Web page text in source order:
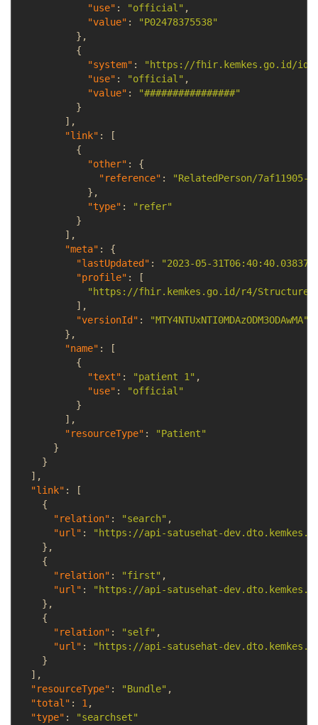
"use" : "official" ,
"value" :
"P02478375538"
} ,
{
"system" :
"https://fhir.kemkes.go.id/id/
"use" : "official" ,
"value" :
"################"
}
] ,
"link" :
[
{
"other" :
{
"reference" :
"RelatedPerson/7af11905-
} ,
"type" :
"refer"
}
] ,
"meta" :
{
"lastUpdated" :
"2023-05-
"profile" :
[
"https://fhir.kemkes.go.id/r4/
] ,
"versionId" :
"MTY4NTUxNTI0MDAzODM3ODAwMA"
} ,
"name" :
[
{
"text" : "patient 1" ,
"use" :
"official"
}
] ,
"resourceType" :
"Patient"
}
}
] ,
"link" :
[
{
"relation" : "search" ,
"url" :
"https://api-satusehat-
} ,
{
"relation" : "first" ,
"url" :
"https://api-satusehat-
} ,
{
"relation" : "self" ,
"url" :
"https://api-satusehat-
}
] ,
"resourceType" : "Bundle" ,
"total" : 1,
"type" :
"searchset"